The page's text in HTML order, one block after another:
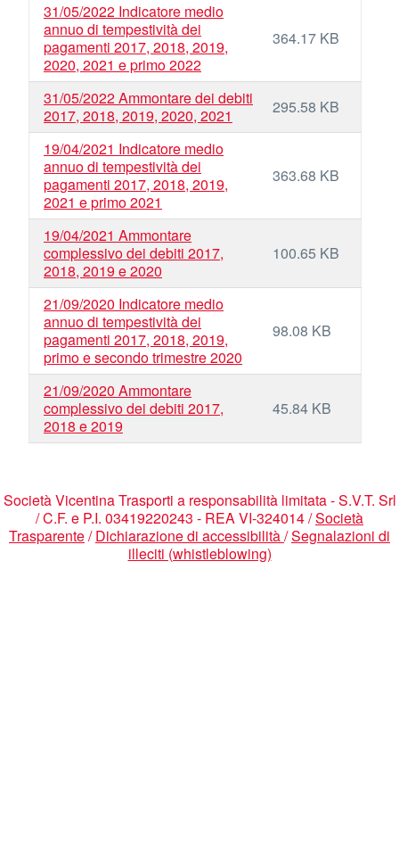
31/05/2022 Indicatore medio
annuo di tempestività dei
pagamenti 2017, 2018, 2019,
2020, 2021 e primo 2022
364.17 KB
31/05/2022 Ammontare dei debiti
2017, 2018, 2019, 2020, 2021
295.58 KB
19/04/2021 Indicatore medio
annuo di tempestività dei
pagamenti 2017, 2018, 2019,
2021 e primo 2021
363.68 KB
19/04/2021 Ammontare
complessivo dei debiti 2017,
2018, 2019 e 2020
100.65 KB
21/09/2020 Indicatore medio
annuo di tempestività dei
pagamenti 2017, 2018, 2019,
primo e secondo trimestre 2020
98.08 KB
21/09/2020 Ammontare
complessivo dei debiti 2017,
2018 e 2019
45.84 KB
Società Vicentina Trasporti a responsabilità limitata - S.V.T. Srl
/ C.F. e P.I. 03419220243 - REA VI-324014 /Società
Trasparente/Dichiarazione di accessibilità/Segnalazioni di
illeciti (whistleblowing)